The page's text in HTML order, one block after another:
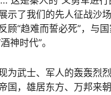
示了我们的先人征战沙
“趋难而誓必死”，与
神时代”。
为武士、军人的轰轰烈
国，雄居东方、万邦来